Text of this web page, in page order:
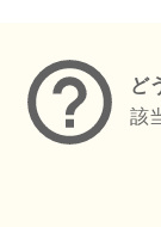
ど
該